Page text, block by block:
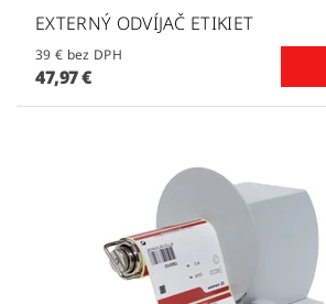
EXTERNÝ ODVÍJAČ ETIKIET
39 € bez DPH
47,97 €